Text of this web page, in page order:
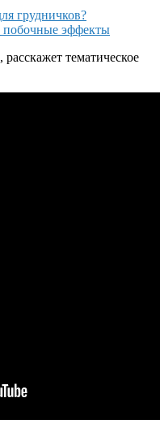
грудничков?
побочные эффекты
тематическое